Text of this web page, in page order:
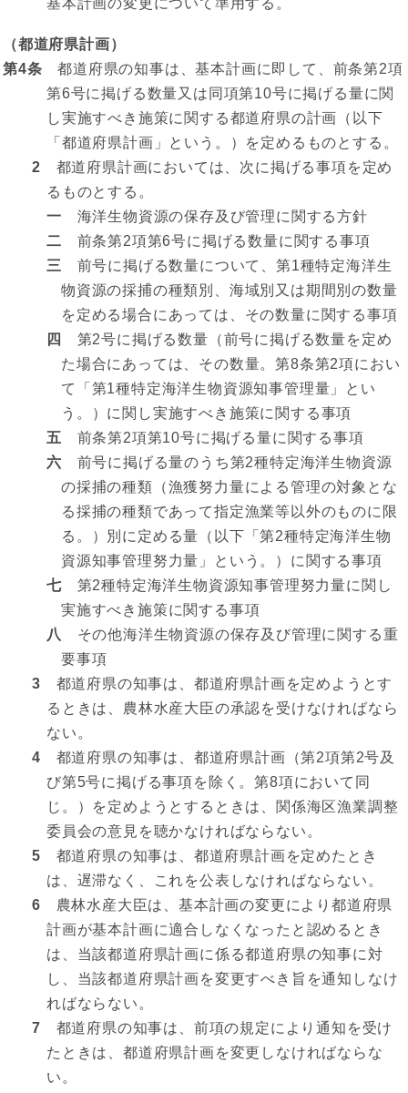
基本計画の変更について準用する。
（都道府県計画）
第4条 都道府県の知事は、基本計画に即して、前条第2項
第6号に掲げる数量又は同項第10号に掲げる量に関
し実施すべき施策に関する都道府県の計画（以下
「都道府県計画」という。）を定めるものとする。
2 都道府県計画においては、次に掲げる事項を定め
るものとする。
一 海洋生物資源の保存及び管理に関する方針
二 前条第2項第6号に掲げる数量に関する事項
三
前号に掲げる数量について、第1種特定海洋生
物資源の採捕の種類別、海域別又は期間別の数量
を定める場合にあっては、その数量に関する事項
四
第2号に掲げる数量（前号に掲げる数量を定め
た場合にあっては、その数量。第8条第2項におい
て「第1種特定海洋生物資源知事管理量」とい
う。）に関し実施すべき施策に関する事項
五 前条第2項第10号に掲げる量に関する事項
六 前号に掲げる量のうち第2種特定海洋生物資源
の採捕の種類（漁獲努力量による管理の対象とな
る採捕の種類であって指定漁業等以外のものに限
る。）別に定める量（以下「第2種特定海洋生物
資源知事管理努力量」という。）に関する事項
七第2種特定海洋生物資源知事管理努力量に関し
実施すべき施策に関する事項
八
その他海洋生物資源の保存及び管理に関する重
要事項
3 都道府県の知事は、都道府県計画を定めようとす
るときは、農林水産大臣の承認を受けなければなら
ない。
4 都道府県の知事は、都道府県計画（第2項第2号及
び第5号に掲げる事項を除く。第8項において同
じ。）を定めようとするときは、関係海区漁業調整
委員会の意見を聴かなければならない。
5 都道府県の知事は、都道府県計画を定めたとき
は、遅滞なく、これを公表しなければならない。
6 農林水産大臣は、基本計画の変更により都道府県
計画が基本計画に適合しなくなったと認めるとき
は、当該都道府県計画に係る都道府県の知事に対
し、当該都道府県計画を変更すべき旨を通知しなけ
ればならない。
7 都道府県の知事は、前項の規定により通知を受け
たときは、都道府県計画を変更しなければならな
い。